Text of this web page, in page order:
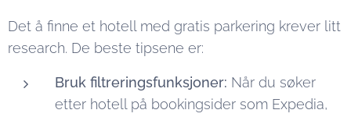
Det å finne et hotell med gratis parkering krever litt
research. De beste tipsene er:
Bruk filtreringsfunksjoner: Når du søker
etter hotell på bookingsider som Expedia,